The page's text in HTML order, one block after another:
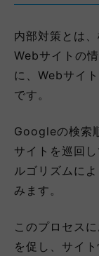
内部対策とは
Webサイトの
に、Webサイ
です。
Googleの検索
サイトを巡回
ルゴリズムに
みます。
このプロセス
を促し、サイ